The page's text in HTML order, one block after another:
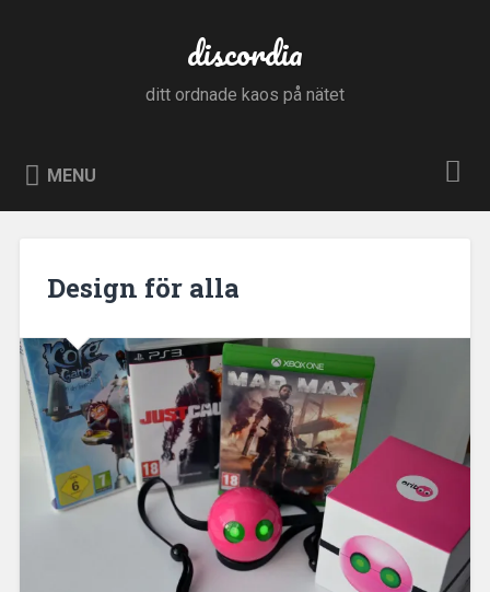
discordia
ditt ordnade kaos på nätet
MENU
Design för alla